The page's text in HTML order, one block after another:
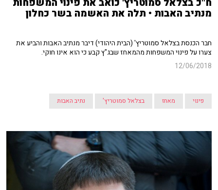
ח"כ בצלאל סמוטריץ' כואב את פינוי המשפחות
מנתיב האבות • תלה את האשמה בשר כחלון
חבר הכנסת בצלאל סמוטריץ' (הבית היהודי) דיבר מנתיב האבות והביע את
צערו על פינוי המשפחות מהמאחז שבג"ץ קבע כי הוא אינו חוקי.
12/06/2018
פינוי מאחז בצלאל סמוטריץ' נתיב האבות